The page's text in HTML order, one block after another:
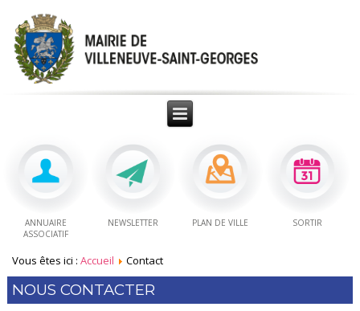
ANNUAIRE
ASSOCIATIF
NEWSLETTER PLAN DE VILLE SORTIR
Vous êtes ici :Accueil Contact
NOUS CONTACTER